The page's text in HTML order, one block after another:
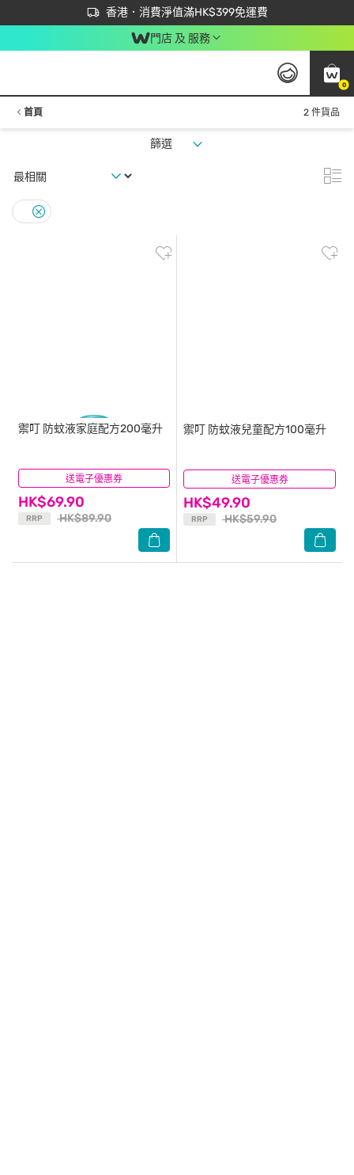
香港．消費淨值滿HK$399免運費
立即成為易賞錢會員盡享獨家優惠
首次APP下單買滿$450 輸入 NEWAPP 即減$50
門店 及 服務
0
首頁 2 件貨品
篩選
送電子優惠券
禦叮 防蚊液家庭配方200毫升
HK$69.90
RRP HK$89.90
(0) 送電子優惠券
禦叮 防蚊液兒童配方100毫升
HK$49.90
RRP HK$59.90
(0)